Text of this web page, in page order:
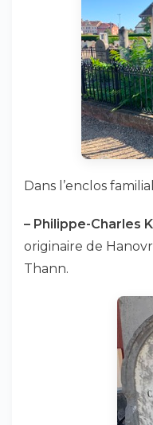
Dans l’enclos
– Philippe-Charles
originaire de
Thann.